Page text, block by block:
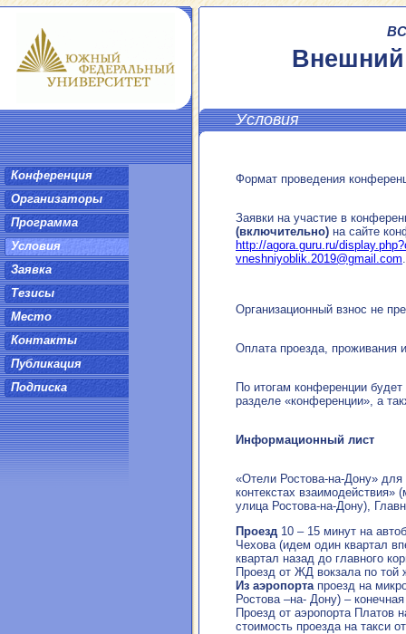
Конференция
Организаторы
Программа
Условия
Заявка
Тезисы
Место
Контакты
Публикация
Подписка
Внешний
Условия
Формат проведения
Заявки на участие в
(включительно) на сайте
http://agora.guru.ru/
vneshniyoblik.2019@gmail.com.
Организационный взнос не
Оплата проезда, проживания
По итогам конференции
разделе «конференции», а
Информационный лист
«Отели Ростова-на-Дону»
контекстах
улица Ростова-на-Дону),
Проезд 10 – 15 минут на
Чехова (идем один квартал
квартал назад до главного
Проезд от ЖД вокзала по той
Из аэропортапроезд на
Ростова –на- Дону) –
Проезд от аэропорта Платов
стоимость проезда на такси